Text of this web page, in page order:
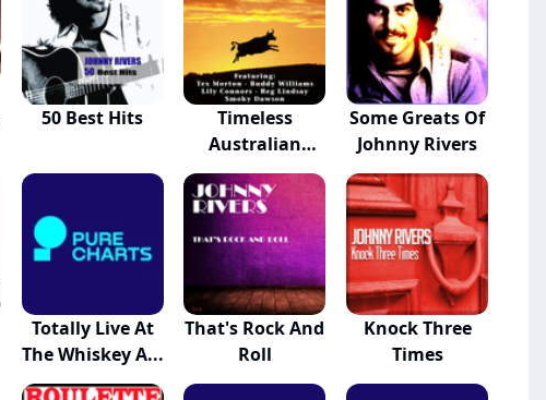
50 Best Hits
Timeless
Australian
Vintage C...
Some Greats Of
Johnny Rivers
Totally Live At
The Whiskey A...
That's Rock And
Roll
Knock Three
Times